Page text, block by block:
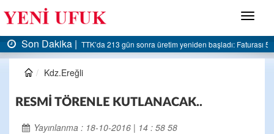
Menü
Faturası 5 milyar liraya dayandı
Son Dakika |AK Parti Ereğli İlçe Başkanlığı’ndan
Kdz.Ereğli
RESMİ TÖRENLE KUTLANACAK..
Yayınlanma : 18-10-2016 | 14 : 58 58